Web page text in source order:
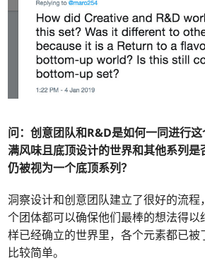
问：创意团队和R&D是如何一同进行
满风味且底顶设计的世界和其他系列
仍被视为一个底顶系列？
洞察设计和创意团队建立了很好的流
个团体都可以确保他们最棒的想法得
样已经确立的世界里，各个元素都已
比较简单。